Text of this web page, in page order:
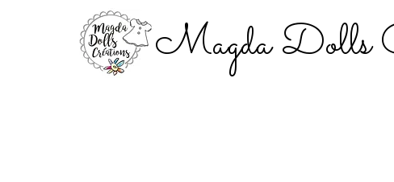
Magda Dolls